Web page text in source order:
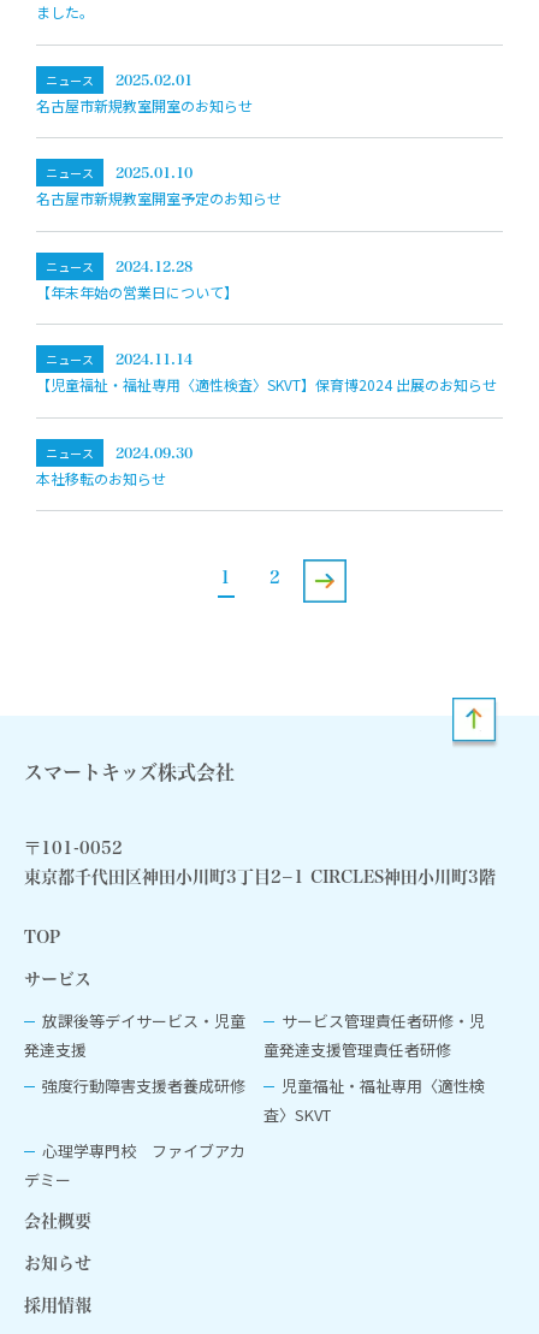
ました。
ニュース 2025.02.01
名古屋市新規教室開室のお知らせ
ニュース 2025.01.10
名古屋市新規教室開室予定のお知らせ
ニュース 2024.12.28
【年末年始の営業日について】
ニュース 2024.11.14
【児童福祉‧福祉専用〈適性検査〉SKVT】保育博2024 出展のお知らせ
ニュース 2024.09.30
本社移転のお知らせ
2
スマートキッズ株式会社
〒101-0052
東京都千代田区神田小川町3丁目2−1 CIRCLES神田小川町3階
TOP
サービス
放課後等デイサービス・児童
発達支援
サービス管理責任者研修・児
童発達支援管理責任者研修
強度行動障害支援者養成研修
児童福祉‧福祉専用〈適性検
査〉SKVT
心理学専門校 ファイブアカ
デミー
会社概要
お知らせ
採用情報